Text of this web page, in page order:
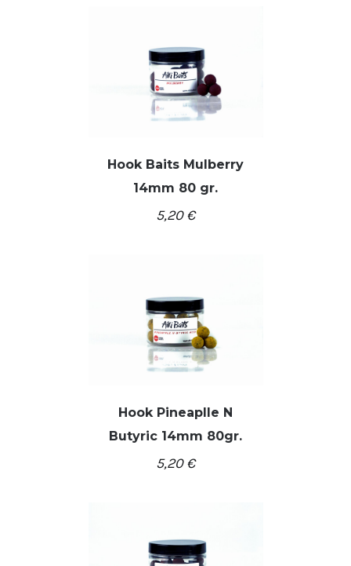
Hook Baits Mulberry
14mm 80 gr.
5,20€
Hook Pineaplle N
Butyric 14mm 80gr.
5,20€